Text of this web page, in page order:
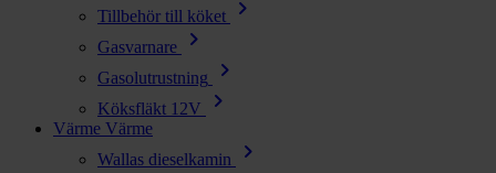
Tillbehör till köket
chevron_right
Gasvarnare chevron_right
Gasolutrustning chevron_right
Köksfläkt 12V chevron_right
Värme Värme
Wallas dieselkamin
chevron_right